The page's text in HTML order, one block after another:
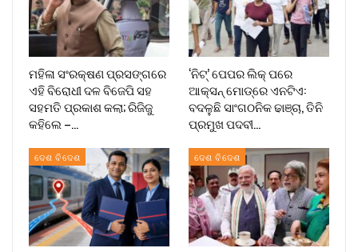
ମହିଳା ସଂରକ୍ଷଣ ପ୍ରସଙ୍ଗରେ
ଏହି ବିରୋଧୀ ଦଳ ବିଜେପି ସହ
ସହମତି ପ୍ରକାଶ କଲା; ରିଜିଜୁ
କହିଲେ –…
‘ନିଟ୍’ ପେପର ଲିକ୍ ପରେ
ଆକ୍ସନ୍‌ ମୋଡ୍‌ରେ ଏନଟିଏ:
ବଦଳୁଛି ସାଂଗଠନିକ ଢାଞ୍ଚା, ତିନି
ପ୍ରମୁଖ ପଦବୀ…
ଦେଶ ବିଦେଶ ଦେଶ ବିଦେଶ